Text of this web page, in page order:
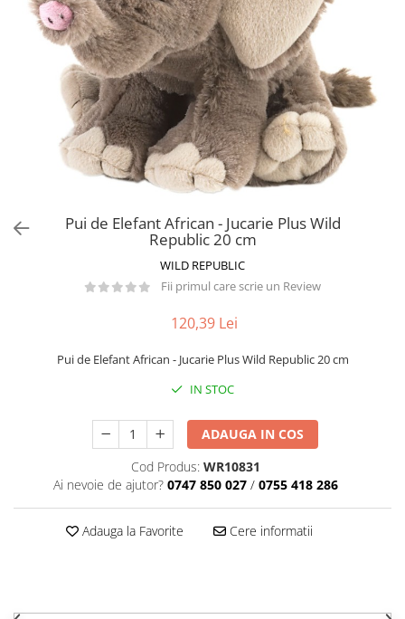
Pluș
Muzicale
Bebeluși
Mașinuțe
Pui de Elefant African - Jucarie Plus Wild
Republic 20 cm
WILD REPUBLIC
Fii primul care scrie un Review
120,39 Lei
Pui de Elefant African - Jucarie Plus Wild Republic 20 cm
IN STOC
ADAUGA IN COS
Cod Produs: WR10831
Ai nevoie de ajutor? 0747 850 027 / 0755 418 286
Adauga la Favorite Cere informatii